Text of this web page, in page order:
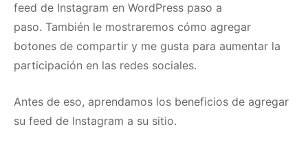
feed de Instagram en WordPress paso a
paso. También le mostraremos cómo agregar
botones de compartir y me gusta para aumentar la
participación en las redes sociales.
Antes de eso, aprendamos los beneficios de agregar
su feed de Instagram a su sitio.